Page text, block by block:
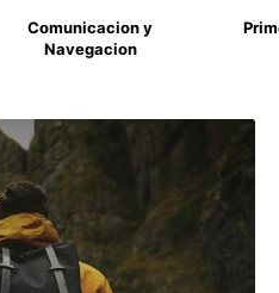
Comunicacion y
Navegacion